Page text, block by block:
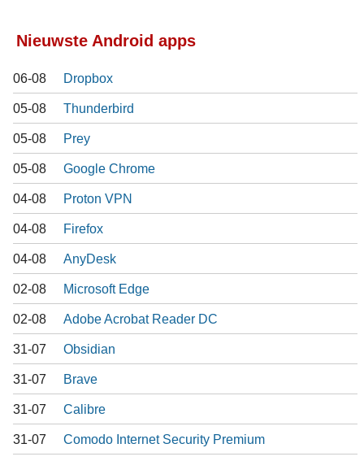
Nieuwste Android apps
06-08 Dropbox
05-08 Thunderbird
05-08 Prey
05-08 Google Chrome
04-08 Proton VPN
04-08 Firefox
04-08 AnyDesk
02-08 Microsoft Edge
02-08 Adobe Acrobat Reader DC
31-07 Obsidian
31-07 Brave
31-07 Calibre
31-07 Comodo Internet Security Premium